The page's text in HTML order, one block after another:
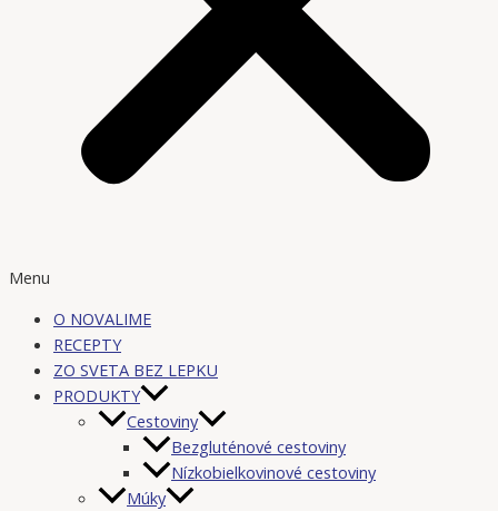
Menu
O NOVALIME
RECEPTY
ZO SVETA BEZ LEPKU
PRODUKTY
Cestoviny
Bezgluténové cestoviny
Nízkobielkovinové cestoviny
Múky